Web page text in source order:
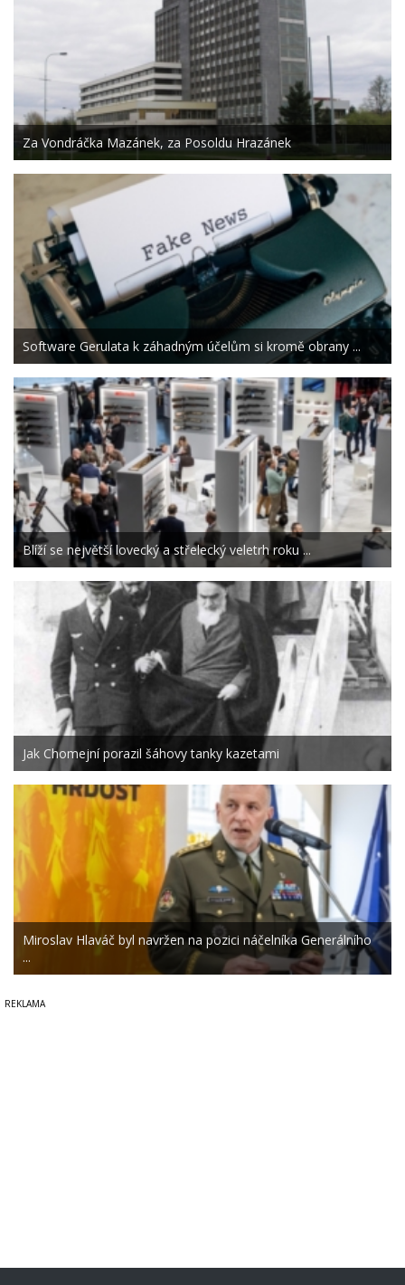
Za Vondráčka Mazánek, za Posoldu Hrazánek
Software Gerulata k záhadným účelům si kromě obrany ...
Blíží se největší lovecký a střelecký veletrh roku ...
Jak Chomejní porazil šáhovy tanky kazetami
Miroslav Hlaváč byl navržen na pozici náčelníka Generálního
...